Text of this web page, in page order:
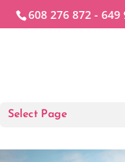
608 276 872 - 649
Select Page